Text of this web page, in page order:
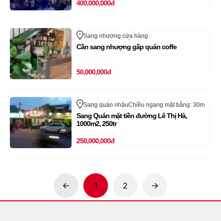
400,000,000đ
Sang nhượng cửa hàng
Chiều ngang mặt bằng: 5m
Huyện Bình Xuyên
Vĩnh Phúc
Cần sang nhượng gấp quán coffe
50,000,000đ
Sang quán nhậuChiều ngang mặt bằng: 30m
Lê Thị Hà Huyện Hóc MônHồ Chí Minh
Sang Quán mặt tiền đường Lê Thị Hà,
1000m2, 250tr
250,000,000đ
1 2